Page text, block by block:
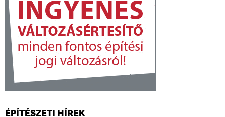
ÉPÍTÉSZETI HÍREK